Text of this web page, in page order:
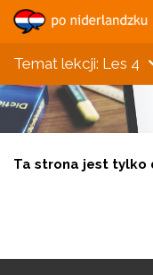
Temat lekcji: Les 4
Ta strona jest tylko